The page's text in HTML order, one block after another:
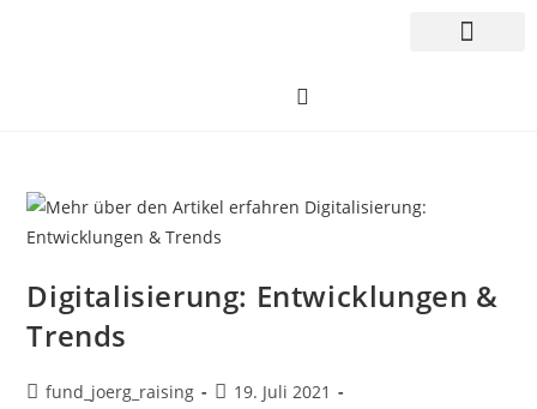
Digitalisierung: Entwicklungen &
Trends
fund_joerg_raising
19. Juli 2021